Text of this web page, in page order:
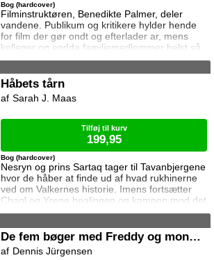
Filminstruktøren, Benedikte Palmer, deler
vandene. Publikum og kritikere hylder hende
for film der gør ondt og efterlader ar, mens
kolleger og endda familiemedlemmer helst så
hende forsvinde. Under en rejse til Los
miste livet. Da efterforskningen fortsætter
nyuddannede agent April Biggs for at assistere
Bog (hardcover)
Håbets tårn
Nesryn og prins Sartaq tager til Tavanbjergene
hvor de håber at finde ud af hvad rukhinerne
ved om Valkernes historie. Imens fortsætter
Chaol og Yrene healingen og kampen mod det
mystiske mørke som lurer inden i ham. Men
deres venner derhjemme.
Bog (hardcover)
Sarah J. Maas
Tilføj til kurv
199,95
De fem bøger med Freddy og monstrene
Dennis Jürgensen